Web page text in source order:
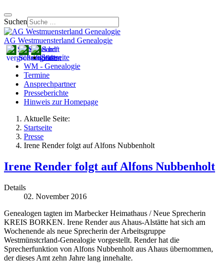
Suchen
AG Westmuensterland Genealogie
Startseite
WM - Genealogie
Termine
Ansprechpartner
Presseberichte
Hinweis zur Homepage
Aktuelle Seite:
Startseite
Presse
Irene Render folgt auf Alfons Nubbenholt
Irene Render folgt auf Alfons Nubbenholt
Details
02. November 2016
Genealogen tagten im Marbecker Heimathaus / Neue Sprecherin
KREIS BORKEN. Irene Render aus Ahaus-Alstätte hat sich am
Wochenende als neue Sprecherin der Arbeitsgruppe
Westmünstcrland-Genealogie vorgestellt. Render hat die
Sprecherfunktion von Alfons Nubbenholt aus Ahaus übernommen,
der dieses Amt zehn Jahre lang innehalte.